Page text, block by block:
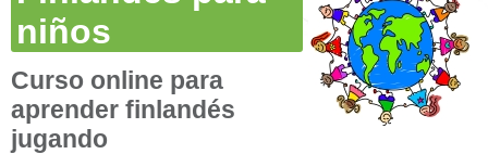
niños
Curso online para
aprender finlandés
jugando